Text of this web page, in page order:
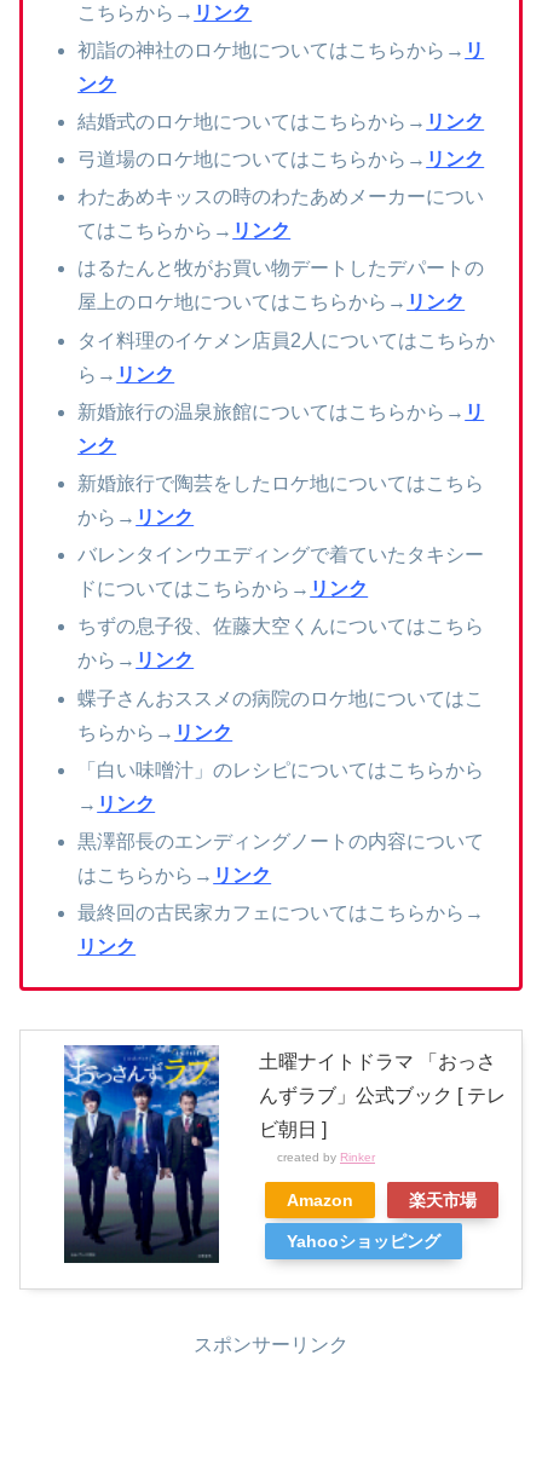
こちらから→ リンク
初詣の神社のロケ地についてはこちらから→ リ
ンク
結婚式のロケ地についてはこちらから→ リンク
弓道場のロケ地についてはこちらから→ リンク
わたあめキッスの時のわたあめメーカーについ
てはこちらから→ リンク
はるたんと牧がお買い物デートしたデパートの
屋上のロケ地についてはこちらから→ リンク
タイ料理のイケメン店員2人についてはこちらか
ら→ リンク
新婚旅行の温泉旅館についてはこちらから→ リ
ンク
新婚旅行で陶芸をしたロケ地についてはこちら
から→ リンク
バレンタインウエディングで着ていたタキシー
ドについてはこちらから→ リンク
ちずの息子役、佐藤大空くんについてはこちら
から→ リンク
蝶子さんおススメの病院のロケ地についてはこ
ちらから→ リンク
「白い味噌汁」のレシピについてはこちらから
→ リンク
黒澤部長のエンディングノートの内容について
はこちらから→ リンク
最終回の古民家カフェについてはこちらから→
リンク
土曜ナイトドラマ 「おっさ
んずラブ」公式ブック [ テレ
ビ朝日 ]
created by Rinker
Amazon 楽天市場
Yahooショッピング
スポンサーリンク